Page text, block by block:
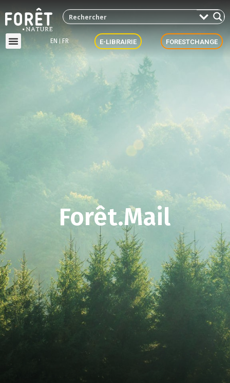
EN FR E-LIBRAIRIE FORESTCHANGE
Forêt.Mail